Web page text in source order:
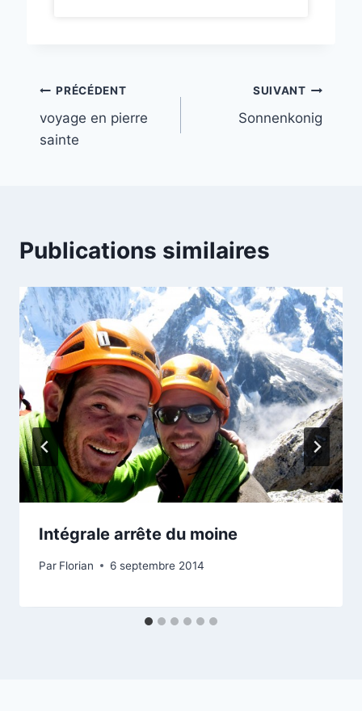
PRÉCÉDENT
voyage en pierre
sainte
SUIVANT
Sonnenkonig
Publications similaires
Intégrale arrête du moine
Par Florian 6 septembre 2014